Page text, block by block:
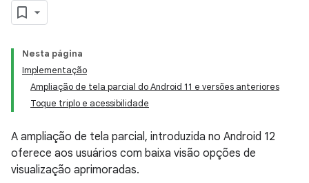
Nesta página
Implementação
Ampliação de tela parcial do Android 11 e versões anteriores
Toque triplo e acessibilidade
A ampliação de tela parcial, introduzida no Android 12
oferece aos usuários com baixa visão opções de
visualização aprimoradas.